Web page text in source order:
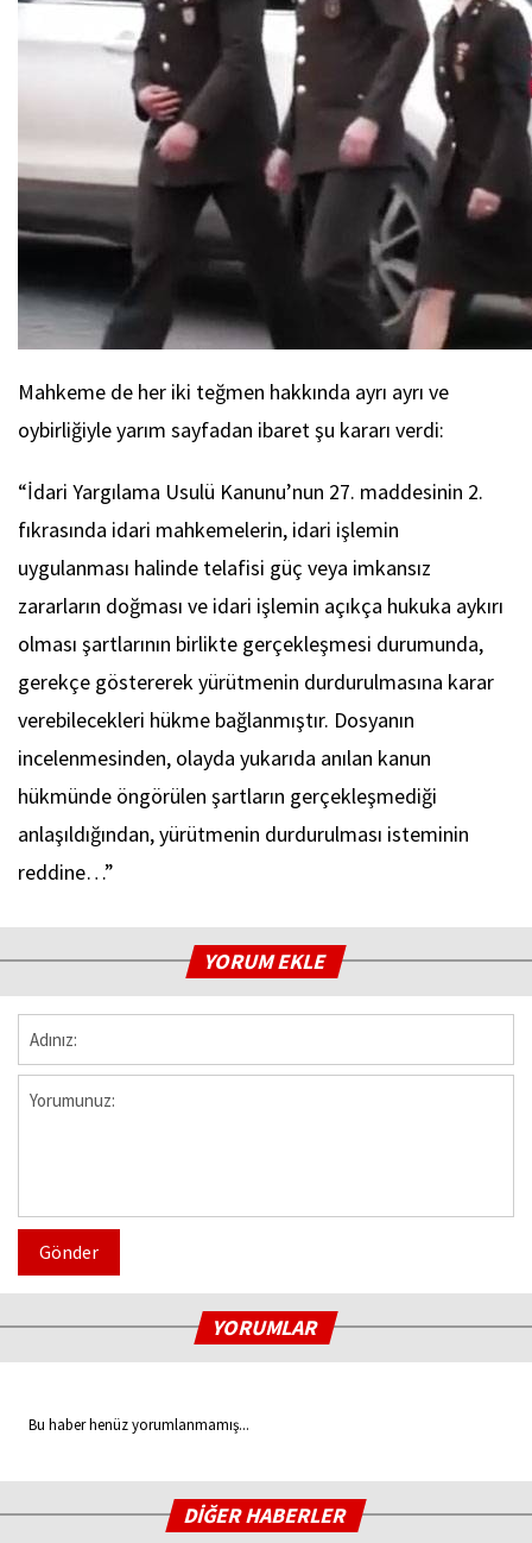
Mahkeme de her iki teğmen hakkında ayrı ayrı ve
oybirliğiyle yarım sayfadan ibaret şu kararı verdi:
“İdari Yargılama Usulü Kanunu’nun 27. maddesinin 2.
fıkrasında idari mahkemelerin, idari işlemin
uygulanması halinde telafisi güç veya imkansız
zararların doğması ve idari işlemin açıkça hukuka aykırı
olması şartlarının birlikte gerçekleşmesi durumunda,
gerekçe göstererek yürütmenin durdurulmasına karar
verebilecekleri hükme bağlanmıştır. Dosyanın
incelenmesinden, olayda yukarıda anılan kanun
hükmünde öngörülen şartların gerçekleşmediği
anlaşıldığından, yürütmenin durdurulması isteminin
reddine…”
YORUM EKLE
Gönder
YORUMLAR
Bu haber henüz yorumlanmamış...
DİĞER HABERLER